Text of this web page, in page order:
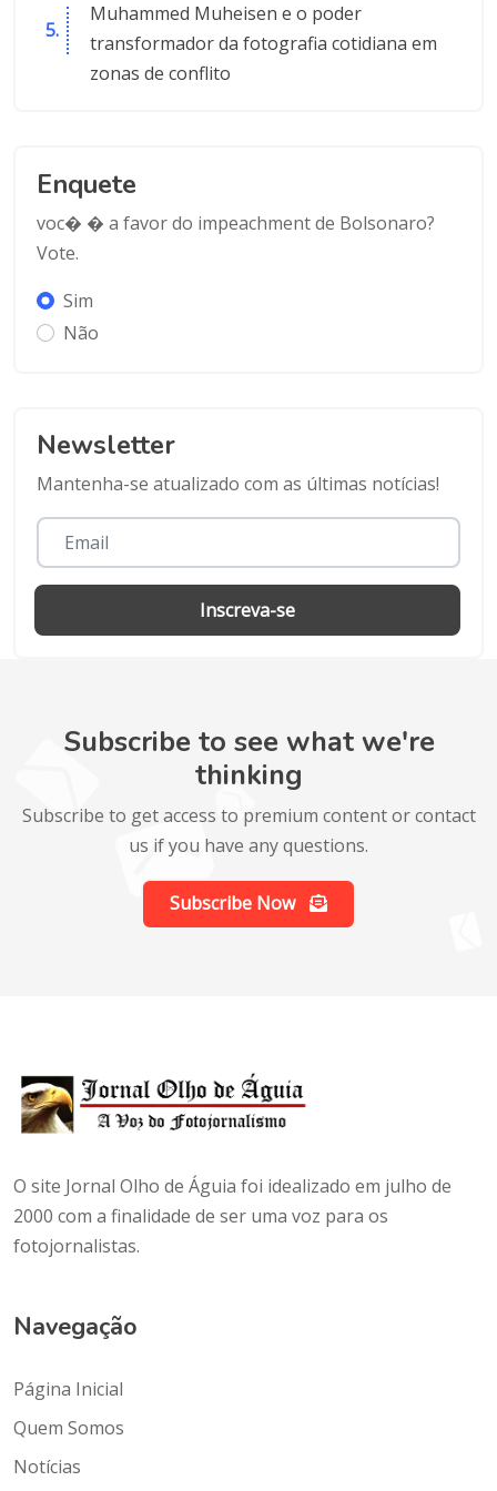
Muhammed Muheisen e o poder
transformador da fotografia cotidiana em
zonas de conflito
Enquete
voc� � a favor do impeachment de Bolsonaro?
Vote.
Sim
Não
Newsletter
Mantenha-se atualizado com as últimas notícias!
Inscreva-se
Subscribe to see what we're
thinking
Subscribe to get access to premium content or contact
us if you have any questions.
Subscribe Now
O site Jornal Olho de Águia foi idealizado em julho de
2000 com a finalidade de ser uma voz para os
fotojornalistas.
Navegação
Página Inicial
Quem Somos
Notícias